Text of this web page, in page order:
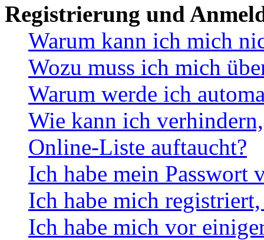
Registrierung und
Warum kann ich mich
Wozu muss ich mich
Warum werde ich
Wie kann ich
Online-Liste auftaucht?
Ich habe mein Passwort
Ich habe mich
Ich habe mich vor